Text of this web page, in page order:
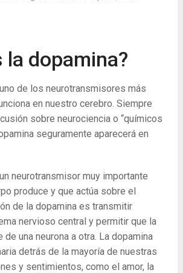
la dopamina?
de los neurotransmisores más
en nuestro cerebro. Siempre
sobre neurociencia o “químicos
seguramente aparecerá en
neurotransmisor muy importante
produce y que actúa sobre el
de la dopamina es transmitir
nervioso central y permitir que la
una neurona a otra. La dopamina
detrás de la mayoría de nuestras
y sentimientos, como el amor, la